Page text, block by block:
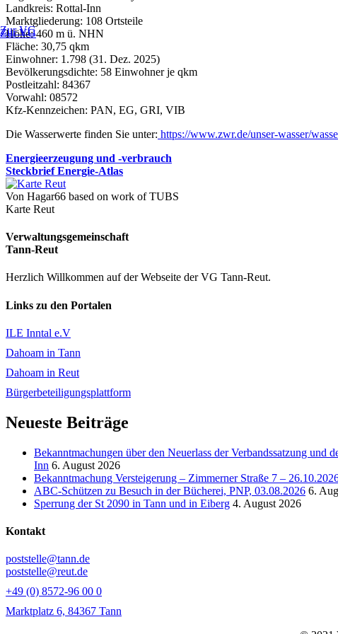
Zur VG
Zur VG
Landkreis: Rottal-Inn
Marktgliederung: 108 Ortsteile
Höhe: 460 m ü. NHN
Fläche: 30,75 qkm
Einwohner: 1.798 (31. Dez. 2025)
Bevölkerungsdichte: 58 Einwohner je qkm
Postleitzahl: 84367
Vorwahl: 08572
Kfz-Kennzeichen: PAN, EG, GRI, VIB
Die Wasserwerte finden Sie unter: https://www.zwr.de/unser-wasser/
Energieerzeugung und -verbrauch
Steckbrief Energie-Atlas
Von Hagar66 based on work of TUBS
Karte Reut
Verwaltungsgemeinschaft
Tann-Reut
Herzlich Willkommen auf der Webseite der VG Tann-Reut.
Links zu den Portalen
ILE Inntal e.V
Dahoam in Tann
Dahoam in Reut
Bürgerbeteiligungsplattform
Neueste Beiträge
Bekanntmachungen über den Neuerlass der Verbandssatzung
Inn 6. August 2026
Bekanntmachung Versteigerung – Zimmerner Straße 7 –
ABC-Schützen zu Besuch in der Bücherei, PNP, 03.08.2026 6.
Sperrung der St 2090 in Tann und in Eiberg 4. August 2026
Kontakt
poststelle@tann.de
poststelle@reut.de
+49 (0) 8572-96 00 0
Marktplatz 6, 84367 Tann